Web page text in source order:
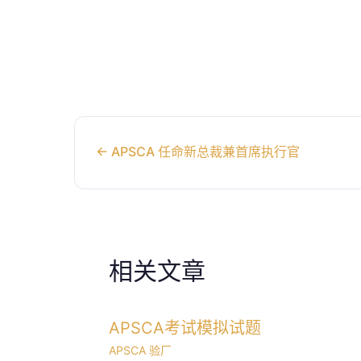
← APSCA 任命新总裁兼首席执行官
相关文章
APSCA考试模拟试题
APSCA 验厂